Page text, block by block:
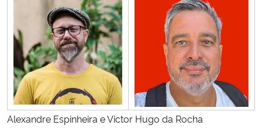
Alexandre Espinheira e Victor Hugo da Rocha